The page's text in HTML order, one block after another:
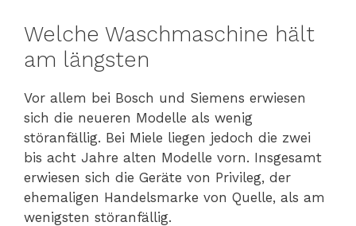
Welche Waschmaschine hält
am längsten
Vor allem bei Bosch und Siemens erwiesen
sich die neueren Modelle als wenig
störanfällig. Bei Miele liegen jedoch die zwei
bis acht Jahre alten Modelle vorn. Insgesamt
erwiesen sich die Geräte von Privileg, der
ehemaligen Handelsmarke von Quelle, als am
wenigsten störanfällig.